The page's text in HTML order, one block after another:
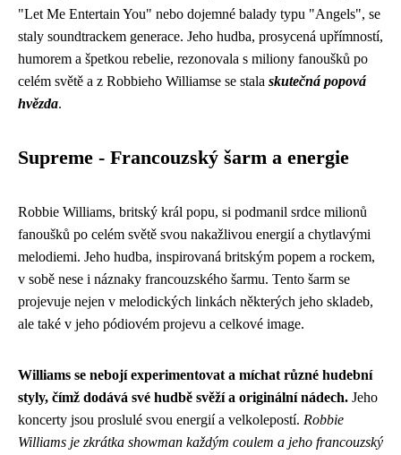
"Let Me Entertain You" nebo dojemné balady typu "Angels", se
staly soundtrackem generace. Jeho hudba, prosycená upřímností,
humorem a špetkou rebelie, rezonovala s miliony fanoušků po
celém světě a z Robbieho Williamse se stala skutečná popová
hvězda.
Supreme - Francouzský šarm a energie
Robbie Williams, britský král popu, si podmanil srdce milionů
fanoušků po celém světě svou nakažlivou energií a chytlavými
melodiemi. Jeho hudba, inspirovaná britským popem a rockem,
v sobě nese i náznaky francouzského šarmu. Tento šarm se
projevuje nejen v melodických linkách některých jeho skladeb,
ale také v jeho pódiovém projevu a celkové image.
Williams se nebojí experimentovat a míchat různé hudební
styly, čímž dodává své hudbě svěží a originální nádech. Jeho
koncerty jsou proslulé svou energií a velkolepostí. Robbie
Williams je zkrátka showman každým coulem a jeho francouzský